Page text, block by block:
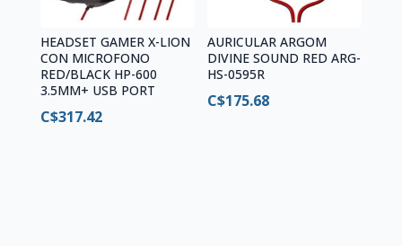
HEADSET GAMER X-LION
CON MICROFONO
RED/BLACK HP-600
3.5MM+ USB PORT
C$317.42
AURICULAR ARGOM
DIVINE SOUND RED ARG-
HS-0595R
C$175.68